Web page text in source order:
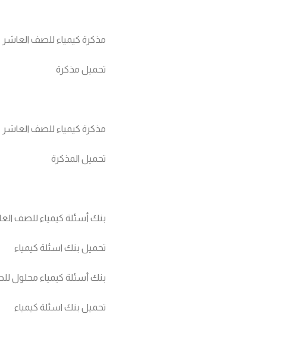
مذكرة كيمياء للصف العاشر
تحميل مذكرة
مذكرة كيمياء للصف العاشر ث.
تحميل المذكرة
بنك أسئلة كيمياء للصف
تحميل بنك اسئلة كيمياء
بنك أسئلة كيمياء محلول
تحميل بنك اسئلة كيمياء